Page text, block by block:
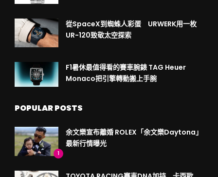
從SpaceX到蜘蛛人彩蛋 URWERK用一枚
UR-120致敬太空探索
F1暑休最值得看的賽車腕錶 TAG Heuer
Monaco把引擎轉動搬上手腕
POPULAR POSTS
1
余文樂宣布離婚 ROLEX「余文樂Daytona」
最新行情曝光